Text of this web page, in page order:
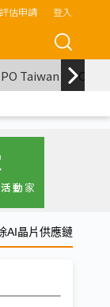
評估申請 登入
Taiwan
AI晶片供應鏈